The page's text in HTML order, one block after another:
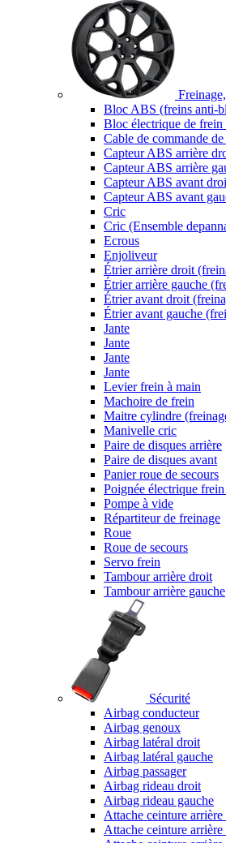
Bloc ABS (freins anti-
Bloc électrique de frein
Cable de commande
Capteur ABS arrière
Capteur ABS arrière
Capteur ABS avant
Capteur ABS avant
Cric
Cric (Ensemble
Ecrous
Enjoliveur
Étrier arrière droit
Étrier arrière gauche
Étrier avant droit
Étrier avant gauche
Jante
Jante
Jante
Jante
Levier frein à main
Machoire de frein
Maitre cylindre
Manivelle cric
Paire de disques arrière
Paire de disques avant
Panier roue de secours
Poignée électrique
Pompe à vide
Répartiteur de freinage
Roue
Roue de secours
Servo frein
Tambour arrière droit
Tambour arrière gauche
Sécurité
Airbag conducteur
Airbag genoux
Airbag latéral droit
Airbag latéral gauche
Airbag passager
Airbag rideau droit
Airbag rideau gauche
Attache ceinture arrière
Attache ceinture